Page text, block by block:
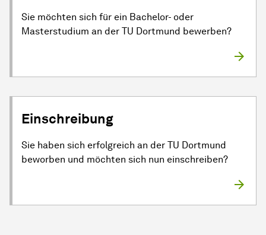
Sie möchten sich für ein Bachelor- oder
Masterstudium an der TU Dortmund bewerben?
Einschreibung
Sie haben sich erfolgreich an der TU Dortmund
beworben und möchten sich nun einschreiben?